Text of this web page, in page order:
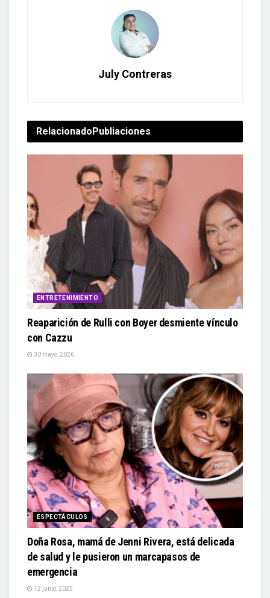
July Contreras
RelacionadoPubliaciones
ENTRETENIMIENTO
Reaparición de Rulli con Boyer desmiente vínculo
con Cazzu
30 mayo, 2026
ESPECTÁCULOS
Doña Rosa, mamá de Jenni Rivera, está delicada
de salud y le pusieron un marcapasos de
emergencia
12 junio, 2025